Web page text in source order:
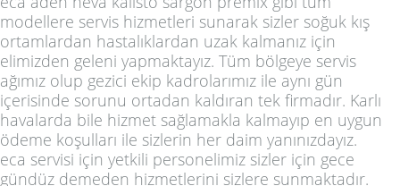
modellere servis hizmetleri sunarak sizler soğuk kış
ortamlardan hastalıklardan uzak kalmanız için
elimizden geleni yapmaktayız. Tüm bölgeye servis
ağımız olup gezici ekip kadrolarımız ile aynı gün
içerisinde sorunu ortadan kaldıran tek firmadır. Karlı
havalarda bile hizmet sağlamakla kalmayıp en uygun
ödeme koşulları ile sizlerin her daim yanınızdayız.
eca servisi için yetkili personelimiz sizler için gece
gündüz demeden hizmetlerini sizlere sunmaktadır.